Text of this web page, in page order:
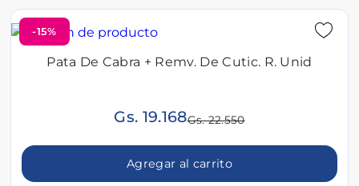
-15%
Pata De Cabra + Remv. De Cutic. R. Unid
Gs. 19.168Gs. 22.550
Agregar al carrito